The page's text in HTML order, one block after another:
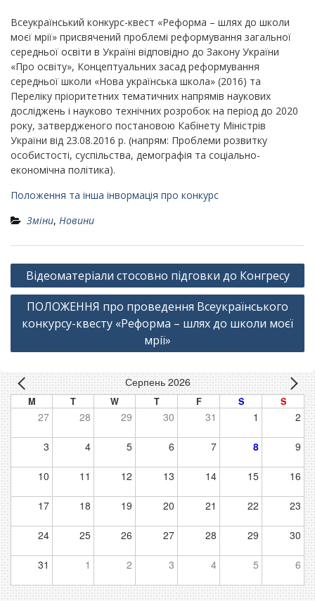
Всеукраїнський конкурс-квест «Реформа – шлях до школи
моєї мрії» присвячений проблемі реформування загальної
середньої освіти в Україні відповідно до Закону України
«Про освіту», Концептуальних засад реформування
середньої школи «Нова українська школа» (2016) та
Переліку пріоритетних тематичних напрямів наукових
досліджень і науково технічних розробок на період до 2020
року, затвердженого постановою Кабінету Міністрів
України від 23.08.2016 р. (напрям: Проблеми розвитку
особистості, суспільства, демографія та соціально-
економічна політика).
Положення та інша інвормація про конкурс
Зміни, Новини
Навігація
записів
Відеоматеріали стосовно підговки до Конгресу
ПОЛОЖЕННЯ про проведення Всеукраїнського
конкурсу-квесту «Реформа – шлях до школи моєї
мрії»
Серпень 2026
M T W T F S S
27 28 29 30 31 1 2
3 4 5 6 7 8 9
10 11 12 13 14 15 16
17 18 19 20 21 22 23
24 25 26 27 28 29 30
31 1 2 3 4 5 6